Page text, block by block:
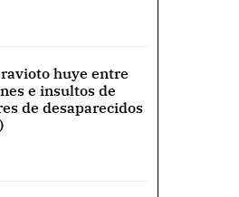
huye entre
e insultos de
de desaparecidos